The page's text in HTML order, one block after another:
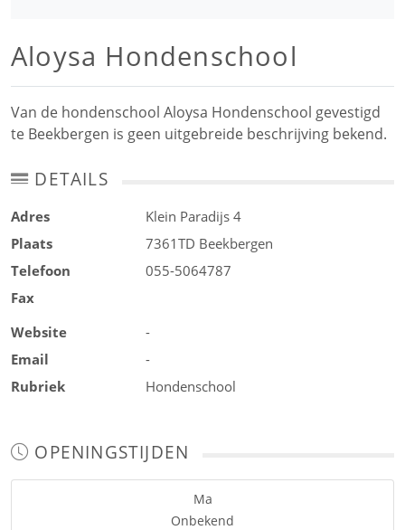
Aloysa Hondenschool
Van de hondenschool Aloysa Hondenschool gevestigd
te Beekbergen is geen uitgebreide beschrijving bekend.
DETAILS
Adres
Klein Paradijs 4
Plaats
7361TD Beekbergen
Telefoon
055-5064787
Fax
Website
-
Email
-
Rubriek
Hondenschool
OPENINGSTIJDEN
Ma
Onbekend